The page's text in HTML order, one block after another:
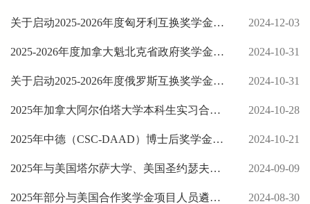
关于启动2025-2026年度匈牙利互换奖学金遴选工作的通知 2024-12-03
2025-2026年度加拿大魁北克省政府奖学金遴选通知 2024-10-31
关于启动2025-2026年度俄罗斯互换奖学金（中俄政府奖学金）遴选工作的通知 2024-10-31
2025年加拿大阿尔伯塔大学本科生实习合作奖学金遴选通知 2024-10-28
2025年中德（CSC-DAAD）博士后奖学金项目遴选工作启动 2024-10-21
2025年与美国塔尔萨大学、美国圣约瑟夫大学合作奖学金项目人员遴选工作启动 2024-09-09
2025年部分与美国合作奖学金项目人员遴选工作启动 2024-08-30